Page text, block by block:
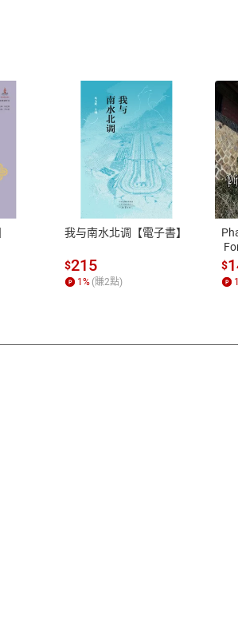
式
卡、LINE PAY、AFTEE
退
本店是否提
之權利，遽
除權合理
質各有不
照各商品
我与南水北调【電子書】
$215
1 % (賺2點)
書
$
1